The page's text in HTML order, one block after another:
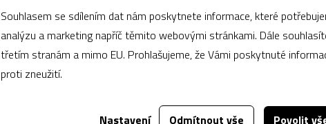
Souhlasem se sdílením dat nám poskytnete informace, které
analýzu a marketing napříč těmito webovými stránkami. Dále souhlasíte s předáním údajů
třetím stranám a mimo EU. Prohlašujeme, že Vámi poskytnuté
proti zneužití.
Nastavení Odmítnout vše Povolit